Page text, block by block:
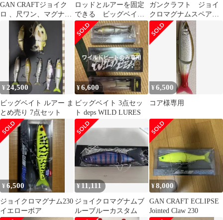
GAN CRAFTジョイク
ロ 、尺ワン、マグナ
ム、178，セット
ロッドとルアーを固定
できる ビッグベイ
ト ルアーケース ス
ライドスイマー対応
ガンクラフト ジョイ
クロマグナムスペアテ
ールシルバー
¥ 24,500
ビッグベイト ルアー ま
とめ売り 7点セット
¥6,600
ビッグベイト 3点セッ
ト deps WILD LURES
¥6,500
コア様専用
¥6,500
ジョイクロマグナム230
イエローボア
¥11,111
ジョイクロマグナムブ
ルーブルーカスタム
¥8,000
GAN CRAFT ECLIPSE
Jointed Claw 230